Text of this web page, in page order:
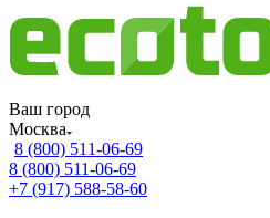
Ваш город
Москва
8 (800) 511-06-69
8 (800) 511-06-69
+7 (917) 588-58-60